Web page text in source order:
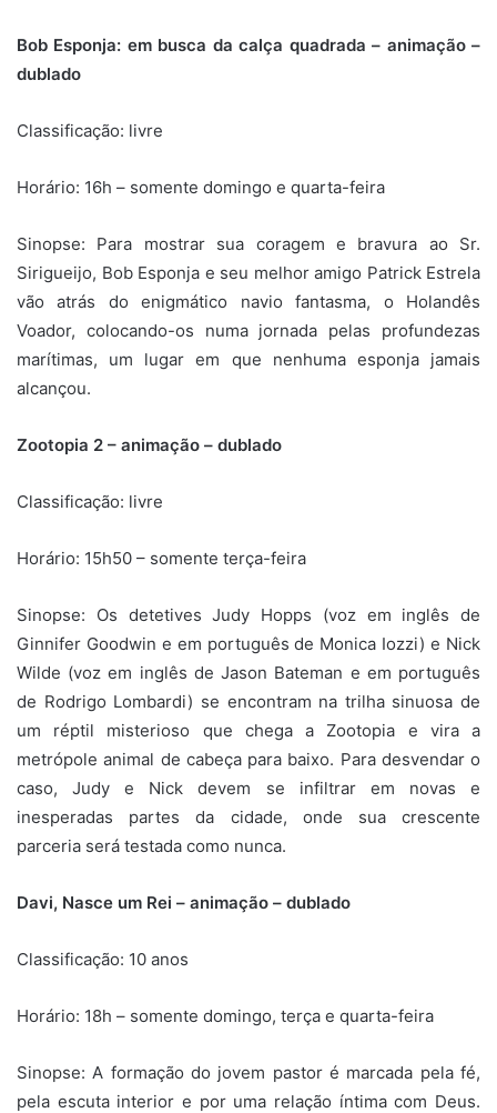
Bob Esponja: em busca da calça quadrada – animação –
dublado
Classificação: livre
Horário: 16h – somente domingo e quarta-feira
Sinopse: Para mostrar sua coragem e bravura ao Sr.
Sirigueijo, Bob Esponja e seu melhor amigo Patrick Estrela
vão atrás do enigmático navio fantasma, o Holandês
Voador, colocando-os numa jornada pelas profundezas
marítimas, um lugar em que nenhuma esponja jamais
alcançou.
Zootopia 2 – animação – dublado
Classificação: livre
Horário: 15h50 – somente terça-feira
Sinopse: Os detetives Judy Hopps (voz em inglês de
Ginnifer Goodwin e em português de Monica Iozzi) e Nick
Wilde (voz em inglês de Jason Bateman e em português
de Rodrigo Lombardi) se encontram na trilha sinuosa de
um réptil misterioso que chega a Zootopia e vira a
metrópole animal de cabeça para baixo. Para desvendar o
caso, Judy e Nick devem se infiltrar em novas e
inesperadas partes da cidade, onde sua crescente
parceria será testada como nunca.
Davi, Nasce um Rei – animação – dublado
Classificação: 10 anos
Horário: 18h – somente domingo, terça e quarta-feira
Sinopse: A formação do jovem pastor é marcada pela fé,
pela escuta interior e por uma relação íntima com Deus.